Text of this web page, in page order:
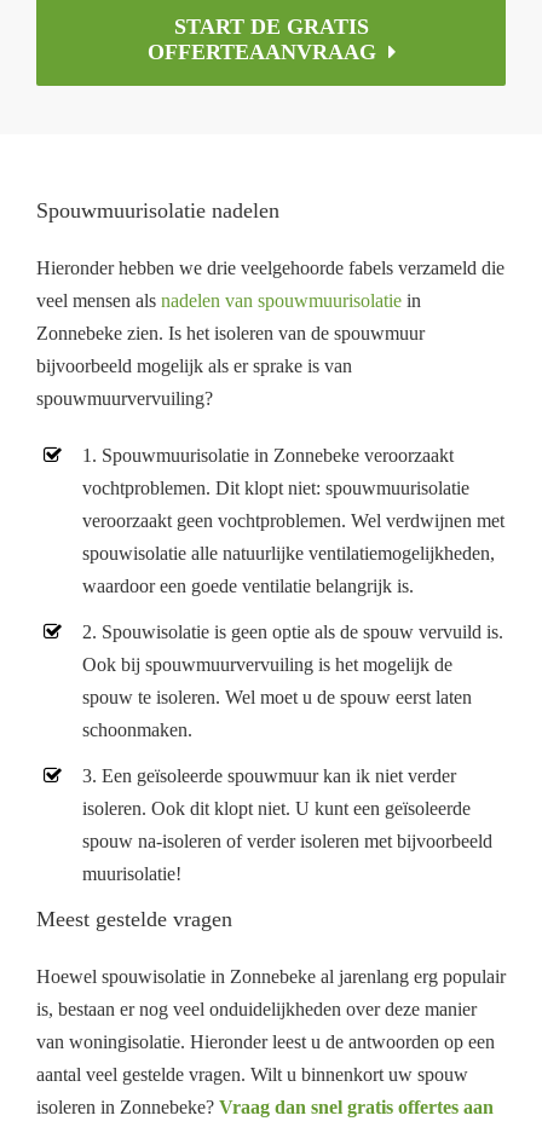
START DE GRATIS
OFFERTEAANVRAAG
Spouwmuurisolatie nadelen
Hieronder hebben we drie veelgehoorde fabels verzameld die
veel mensen als nadelen van spouwmuurisolatie in
Zonnebeke zien. Is het isoleren van de spouwmuur
bijvoorbeeld mogelijk als er sprake is van
spouwmuurvervuiling?
1. Spouwmuurisolatie in Zonnebeke veroorzaakt
vochtproblemen. Dit klopt niet: spouwmuurisolatie
veroorzaakt geen vochtproblemen. Wel verdwijnen met
spouwisolatie alle natuurlijke ventilatiemogelijkheden,
waardoor een goede ventilatie belangrijk is.
2. Spouwisolatie is geen optie als de spouw vervuild is.
Ook bij spouwmuurvervuiling is het mogelijk de
spouw te isoleren. Wel moet u de spouw eerst laten
schoonmaken.
3. Een geïsoleerde spouwmuur kan ik niet verder
isoleren. Ook dit klopt niet. U kunt een geïsoleerde
spouw na-isoleren of verder isoleren met bijvoorbeeld
muurisolatie!
Meest gestelde vragen
Hoewel spouwisolatie in Zonnebeke al jarenlang erg populair
is, bestaan er nog veel onduidelijkheden over deze manier
van woningisolatie. Hieronder leest u de antwoorden op een
aantal veel gestelde vragen. Wilt u binnenkort uw spouw
isoleren in Zonnebeke? Vraag dan snel gratis offertes aan